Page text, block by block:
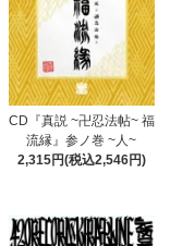
CD『真説 ~卍忍法帖~ 福
流縁』参ノ巻 ~人~
2,315円(税込2,546円)